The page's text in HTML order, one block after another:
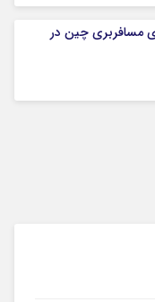
مسافربری چین در